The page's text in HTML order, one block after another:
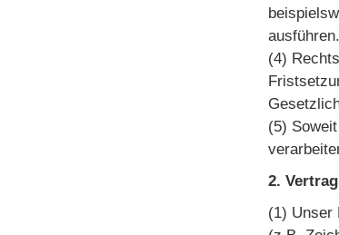
ausführen.
(4)
(5)
2.
(1) Unser